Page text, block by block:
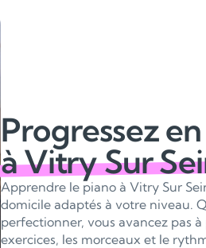
Progressez
à Vitry Sur
Apprendre le piano à Vitry Sur
domicile adaptés à votre niveau.
perfectionner, vous avancez pas
exercices, les morceaux et le